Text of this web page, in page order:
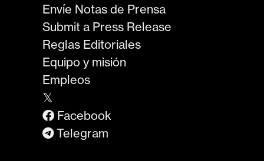
Envíe Notas de Prensa
Submit a Press Release
Reglas Editoriales
Equipo y misión
Empleos
𝕏
Facebook
Telegram